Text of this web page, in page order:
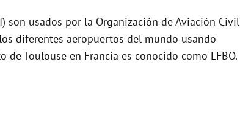
son usados por la Organización de Aviación Civil
diferentes aeropuertos del mundo usando
Toulouse en Francia es conocido como LFBO.